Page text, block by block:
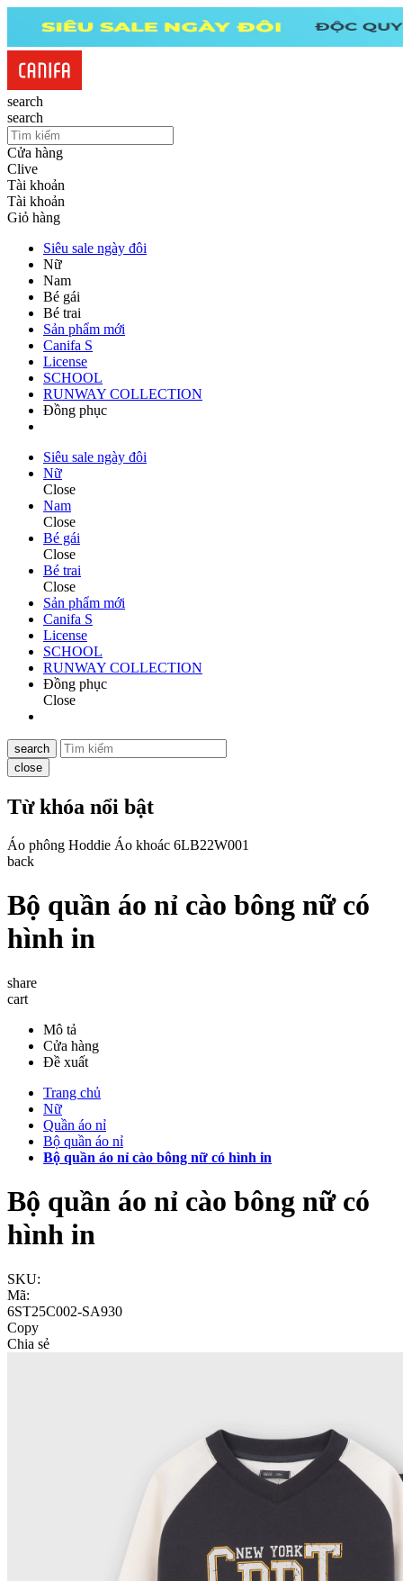
search
search
Cửa hàng
Clive
Tài khoản
Tài khoản
Giỏ hàng
Siêu sale ngày đôi
Nữ
Nam
Bé gái
Bé trai
Sản phẩm mới
Canifa S
License
SCHOOL
RUNWAY COLLECTION
Đồng phục
Siêu sale ngày đôi
Nữ
Close
Nam
Close
Bé gái
Close
Bé trai
Close
Sản phẩm mới
Canifa S
License
SCHOOL
RUNWAY COLLECTION
Đồng phục
Close
search
close
Từ khóa nổi bật
Áo phông Hoddie Áo khoác 6LB22W001
back
Bộ quần áo nỉ cào bông nữ có
hình in
share
cart
Mô tả
Cửa hàng
Đề xuất
Trang chủ
Nữ
Quần áo nỉ
Bộ quần áo nỉ
Bộ quần áo nỉ cào bông nữ có hình in
Bộ quần áo nỉ cào bông nữ có
hình in
SKU:
Mã:
6ST25C002-SA930
Copy
Chia sẻ